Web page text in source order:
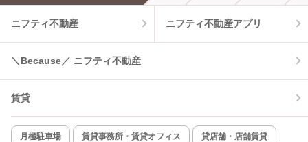
温水洗浄便座 オートロック
コンロ2口以上
新着のみ インターネット無料
ニフティ不動産 ニフティ不動産アプリ
＼Because／ ニフティ不動産
賃貸
月極駐車場 賃貸事務所・賃貸オフィス 貸店舗・店舗賃貸